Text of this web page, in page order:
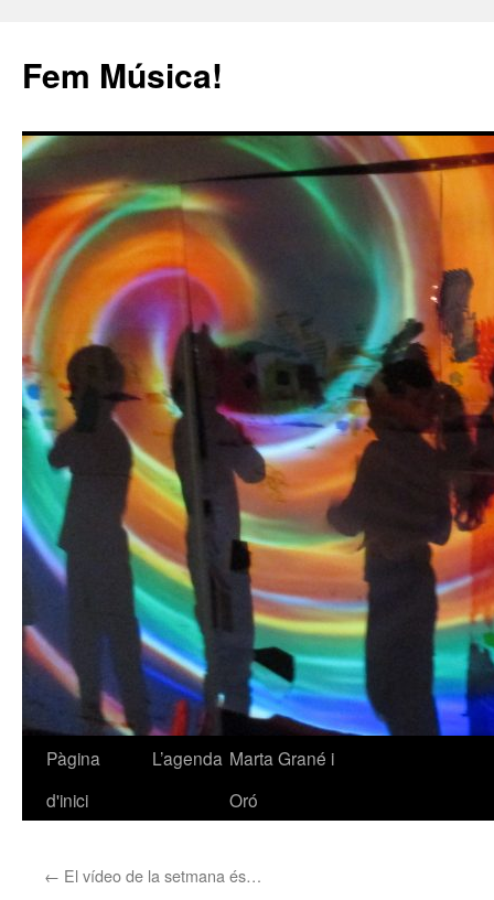
Fem Música!
Vés
Pàgina
d'inici
L’agenda Marta Grané i
Oró
← El vídeo de la setmana és…